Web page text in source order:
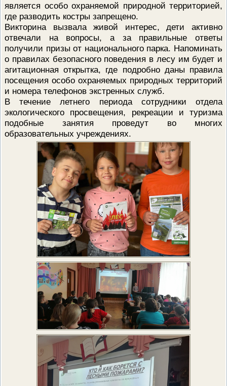
ПРОВЕРОЧНЫЙ ЛИСТ,
ПРИМЕНЯЕМЫЙ ПРИ
ГОСУДАРСТВЕННОГО
ОБЛАСТИ ОХРАНЫ И
ИСПОЛЬЗОВАНИЯ ООПТ
ФЕДЕРАЛЬНОГО ЗНАЧЕНИЯ
ПРОГРАММА ПРОФИЛАКТИКИ
РИСКОВ ПРИЧИНЕНИЯ
ПЛАН ПРОВЕДЕНИЯ
КОНТРОЛЬНЫХ
МЕРОПРИЯТИЙ
ИСЧЕРПЫВАЮЩИЙ
СВЕДЕНИЙ, КОТОРЫЕ МОГУТ
ЗАПРАШИВАТЬСЯ
(НАДЗОРНЫМ) ОРГАНОМ У
КОНТРОЛИРУЕМОГО ЛИЦА
является особо охраняемой природной территорией,
где разводить костры запрещено.
Викторина вызвала живой интерес, дети активно
отвечали на вопросы, а за правильные ответы
получили призы от национального парка. Напоминать
о правилах безопасного поведения в лесу им будет и
агитационная открытка, где подробно даны правила
посещения особо охраняемых природных территорий
и номера телефонов экстренных служб.
В течение летнего периода сотрудники отдела
экологического просвещения, рекреации и туризма
подобные занятия проведут во многих
образовательных учреждениях.